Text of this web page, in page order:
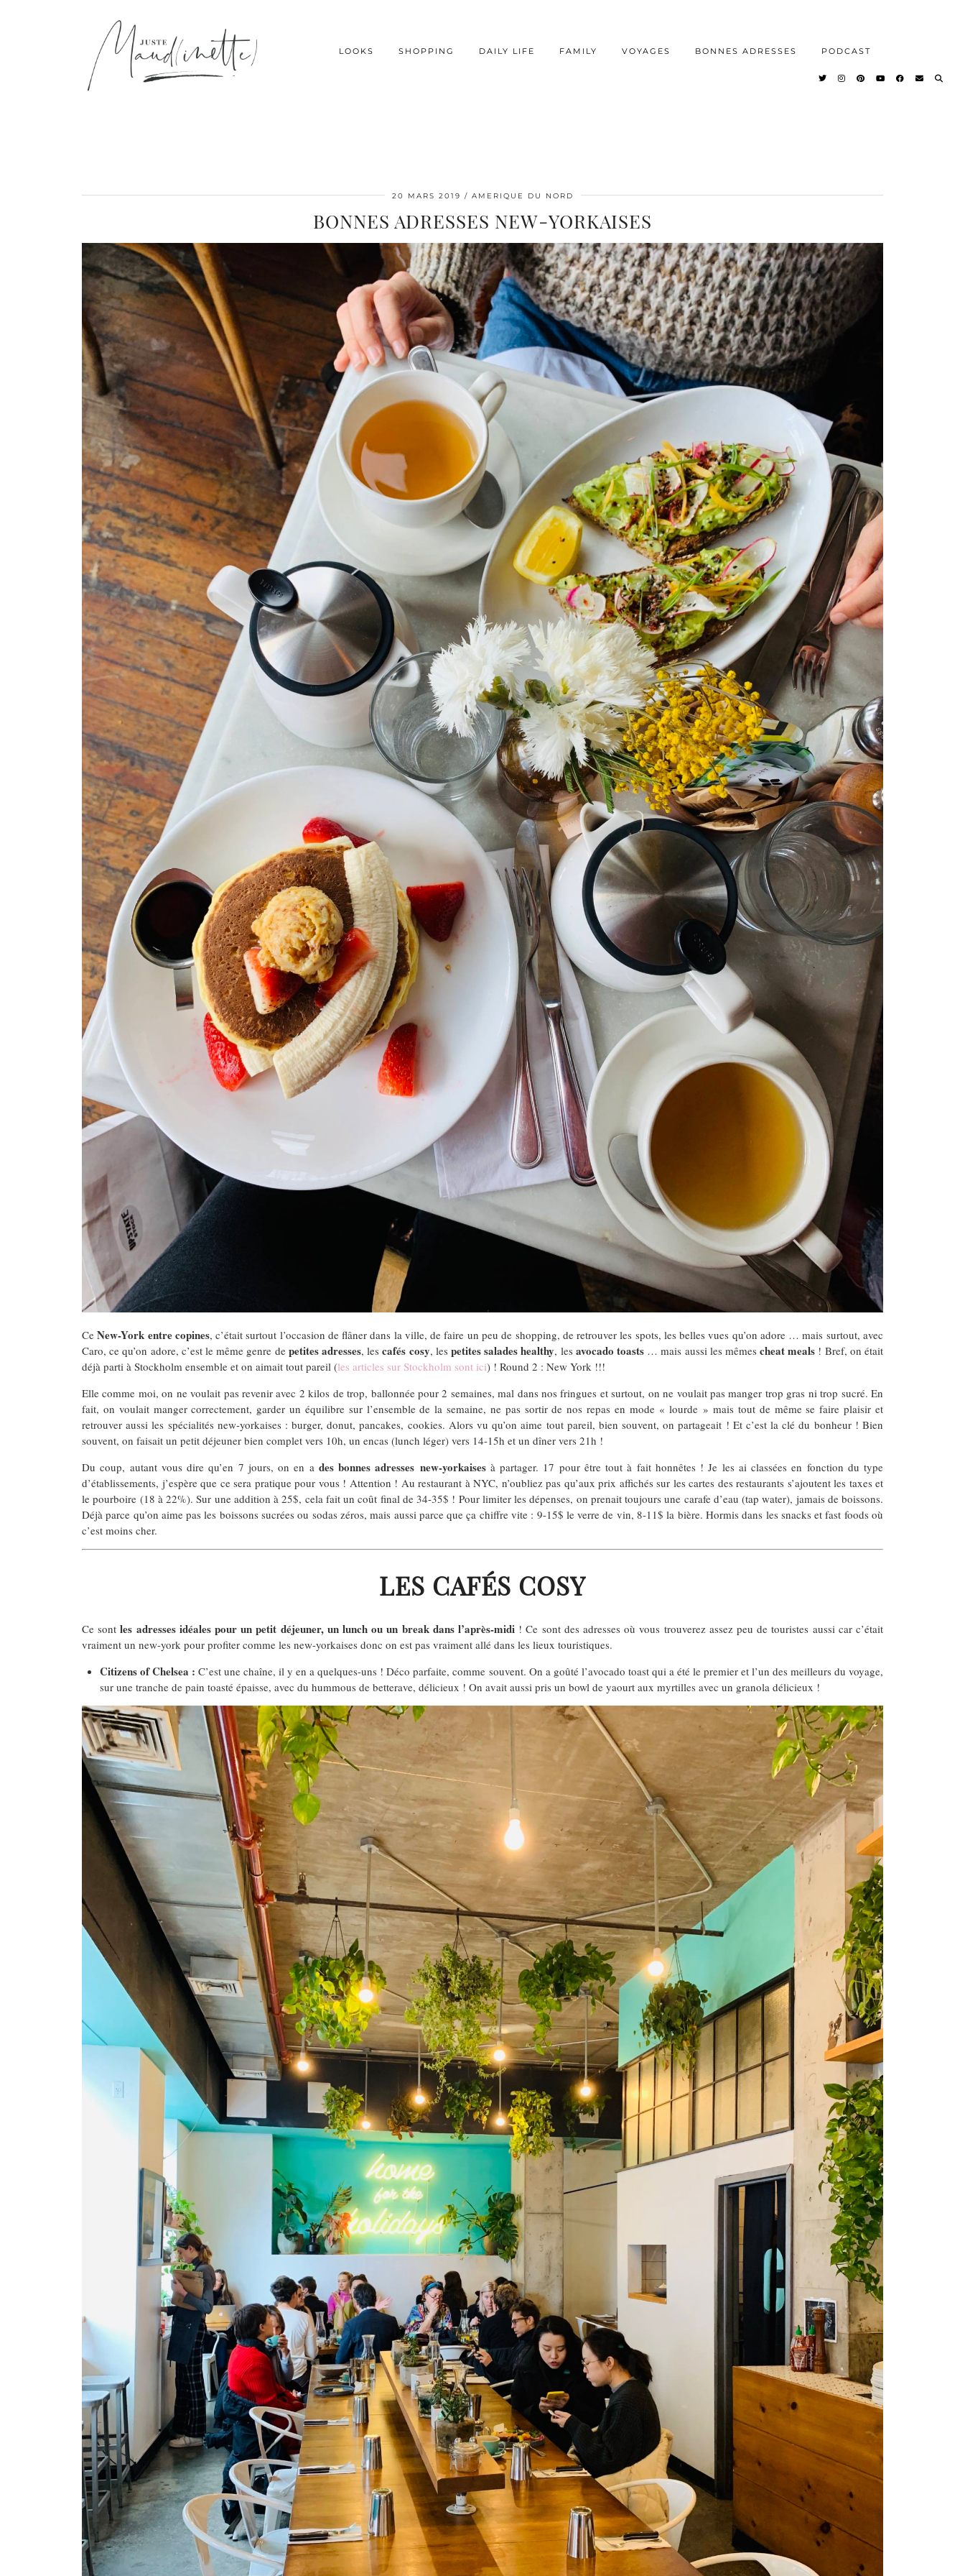
LOOKS SHOPPING DAILY LIFE FAMILY VOYAGES BONNES ADRESSES PODCAST
20 MARS 2019 AMERIQUE DU NORD
BONNES ADRESSES NEW-YORKAISES
CeNew-York entre copines, c’était surtout l’occasion de flâner dans la ville, de faire un peu de shopping, de retrouver les spots, les belles vues qu’on adore … mais surtout, avec
Caro, ce qu’on adore, c’est le même genre de petites adresses, lescafés cosy, les petites salades healthy, les avocado toasts… mais aussi les mêmescheat meals ! Bref, on était
déjà parti à Stockholm ensemble et on aimait tout pareil (les articles sur Stockholm sont ici) ! Round 2 : New York !!!
Elle comme moi, on ne voulait pas revenir avec 2 kilos de trop, ballonnée pour 2 semaines, mal dans nos fringues et surtout, on ne voulait pas manger trop gras ni trop sucré. En
fait, on voulait manger correctement, garder un équilibre sur l’ensemble de la semaine, ne pas sortir de nos repas en mode « lourde » mais tout de même se faire plaisir et
retrouver aussi les spécialités new-yorkaises : burger, donut, pancakes, cookies. Alors vu qu’on aime tout pareil, bien souvent, on partageait ! Et c’est la clé du bonheur ! Bien
souvent, on faisait un petit déjeuner bien complet vers 10h, un encas (lunch léger) vers 14-15h et un dîner vers 21h !
Du coup, autant vous dire qu’en 7 jours, on en a des bonnes adresses new-yorkaisesà partager. 17 pour être tout à fait honnêtes ! Je les ai classées en fonction du type
d’établissements, j’espère que ce sera pratique pour vous ! Attention ! Au restaurant à NYC, n’oubliez pas qu’aux prix affichés sur les cartes des restaurants s’ajoutent les taxes et
le pourboire (18 à 22%). Sur une addition à 25$, cela fait un coût final de 34-35$ ! Pour limiter les dépenses, on prenait toujours une carafe d’eau (tap water), jamais de boissons.
Déjà parce qu’on aime pas les boissons sucrées ou sodas zéros, mais aussi parce que ça chiffre vite : 9-15$ le verre de vin, 8-11$ la bière. Hormis dans les snacks et fast foods où
c’est moins cher.
LES CAFÉS COSY
Ce sontles adresses idéales pour un petit déjeuner, un lunch ou un break dans l’après-midi ! Ce sont des adresses où vous trouverez assez peu de touristes aussi car c’était
vraiment un new-york pour profiter comme les new-yorkaises donc on est pas vraiment allé dans les lieux touristiques.
Citizens of Chelsea : C’est une chaîne, il y en a quelques-uns ! Déco parfaite, comme souvent. On a goûté l’avocado toast qui a été le premier et l’un des meilleurs du voyage,
sur une tranche de pain toasté épaisse, avec du hummous de betterave, délicieux ! On avait aussi pris un bowl de yaourt aux myrtilles avec un granola délicieux !